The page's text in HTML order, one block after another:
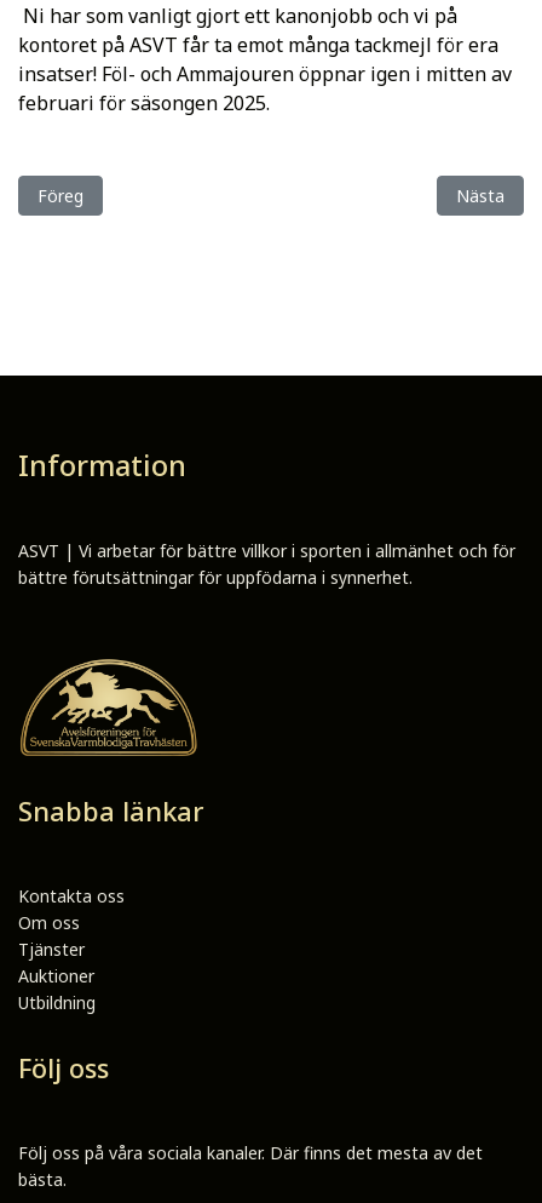
Ni har som vanligt gjort ett kanonjobb och vi på
kontoret på ASVT får ta emot många tackmejl för era
insatser! Föl- och Ammajouren öppnar igen i mitten av
februari för säsongen 2025.
Föregående artikel: Nytt auktionssamarbete – ASVT
Föreg Nästa
Nästa
Information
ASVT | Vi arbetar för bättre villkor i sporten i allmänhet och för
bättre förutsättningar för uppfödarna i synnerhet.
Snabba länkar
Kontakta oss
Om oss
Tjänster
Auktioner
Utbildning
Följ oss
Följ oss på våra sociala kanaler. Där finns det mesta av det
bästa.